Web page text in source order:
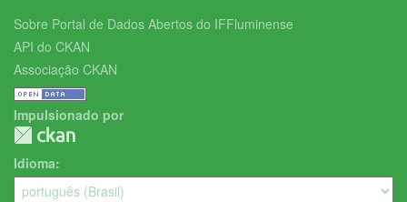
Sobre Portal de Dados Abertos do IFFluminense
API do CKAN
Associação CKAN
Impulsionado por
Idioma